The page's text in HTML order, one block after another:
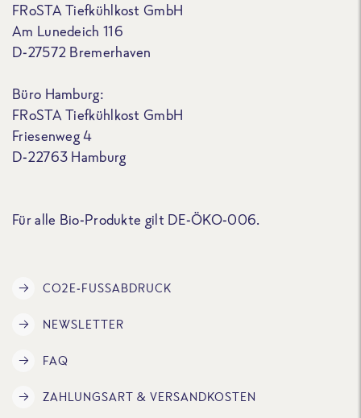
FRoSTA Tiefkühlkost GmbH
Am Lunedeich 116
D-27572 Bremerhaven
Büro Hamburg:
FRoSTA Tiefkühlkost GmbH
Friesenweg 4
D-22763 Hamburg
Für alle Bio-Produkte gilt DE-ÖKO-006.
CO2E-FUSSABDRUCK
NEWSLETTER
FAQ
ZAHLUNGSART & VERSANDKOSTEN